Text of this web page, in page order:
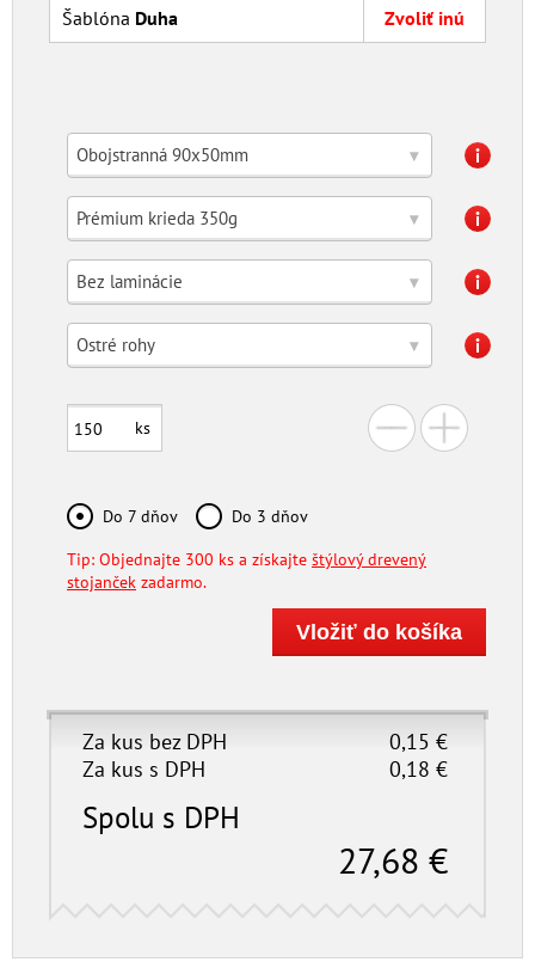
Šablóna Duha Zvoliť inú
Obojstranná 90x50mm ▾
Prémium krieda 350g ▾
Bez laminácie ▾
Ostré rohy ▾
ks
Do 7 dňov
Do 3 dňov
Tip: Objednajte 300 ks a získajte štýlový drevený
stojanček zadarmo.
Za kus bez DPH 0,15 €
Za kus s DPH
0,18 €
Spolu s DPH
27,68 €